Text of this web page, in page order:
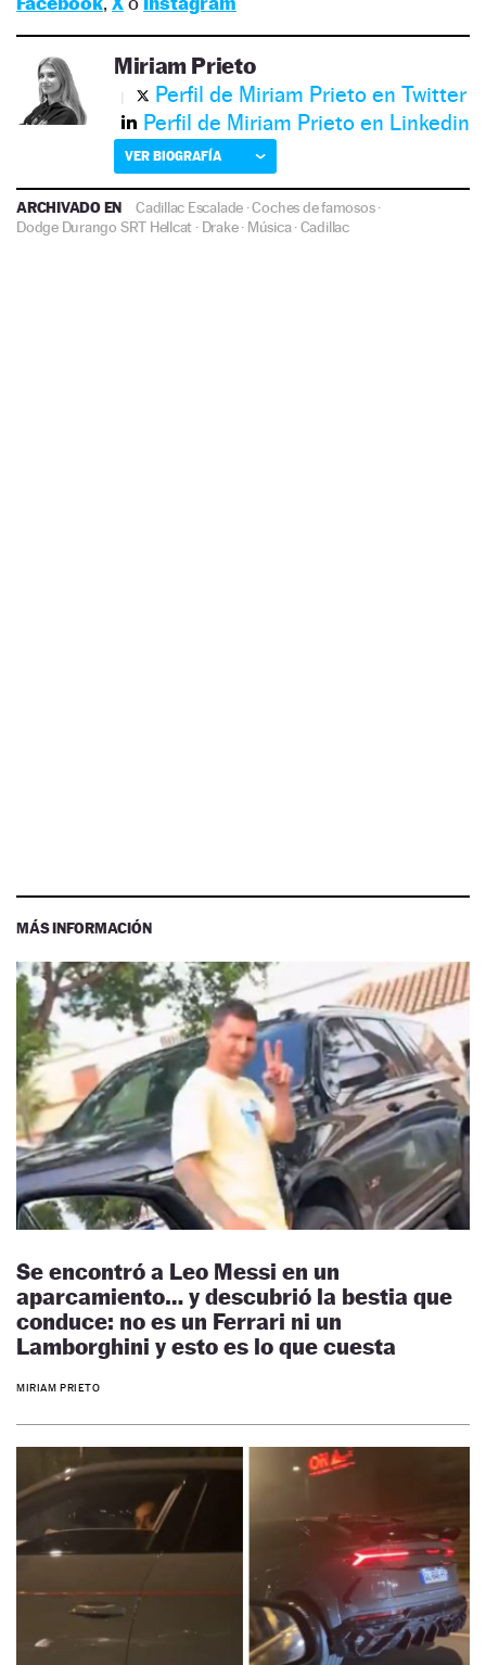
Miriam Prieto
Perfil de Miriam Prieto en Twitter
Perfil de Miriam Prieto en Linkedin
VER BIOGRAFÍA
ARCHIVADO EN Cadillac Escalade ·Coches de famosos·
Dodge Durango SRT Hellcat · Drake· Música·Cadillac
MÁS INFORMACIÓN
Se encontró a Leo Messi en un
aparcamiento… y descubrió la bestia que
conduce: no es un Ferrari ni un
Lamborghini y esto es lo que cuesta
MIRIAM PRIETO